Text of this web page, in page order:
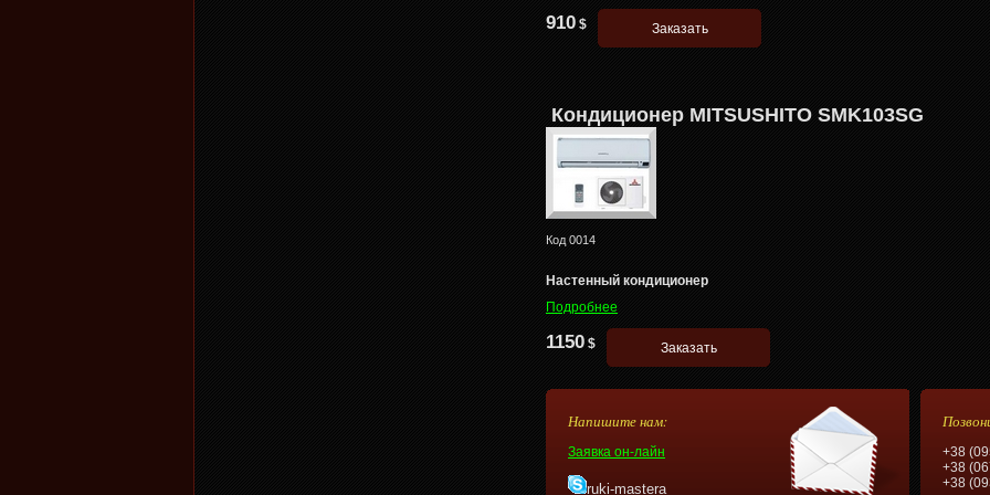
910 $
Кондиционер MITSUSHITO SMK103SG
Код 0014
Настенный кондиционер
Подробнее
1150 $
Напишите нам:
Заявка он-лайн
ruki-mastera
+38
+38
+38